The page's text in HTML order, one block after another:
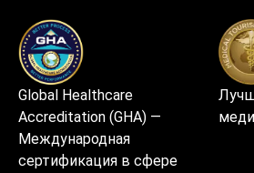
Global Healthcare
Accreditation (GHA) —
Международная
сертификация в сфере